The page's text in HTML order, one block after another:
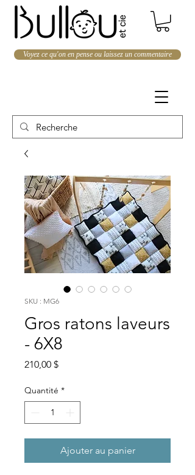
Voyez ce qu'on en pense ou laissez un commentaire
SKU : MG6
Gros ratons laveurs
- 6X8
210,00 $Prix
Quantité *
Ajouter au panier